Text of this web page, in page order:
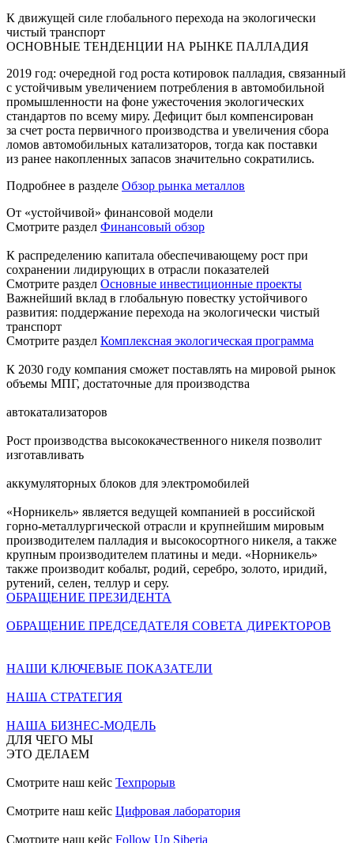
К движущей силе глобального перехода на экологически
чистый транспорт
ОСНОВНЫЕ ТЕНДЕНЦИИ НА РЫНКЕ ПАЛЛАДИЯ
2019 год: очередной год роста котировок палладия, связанный
с устойчивым увеличением потребления в автомобильной
промышленности на фоне ужесточения экологических
стандартов по всему миру. Дефицит был компенсирован
за счет роста первичного производства и увеличения сбора
ломов автомобильных катализаторов, тогда как поставки
из ранее накопленных запасов значительно сократились.
Подробнее в разделе Обзор рынка металлов
От «устойчивой» финансовой модели
Смотрите раздел Финансовый обзор
К распределению капитала обеспечивающему рост при
сохранении лидирующих в отрасли показателей
Смотрите раздел Основные инвестиционные проекты
Важнейший вклад в глобальную повестку устойчивого
развития: поддержание перехода на экологически чистый
транспорт
Смотрите раздел Комплексная экологическая программа
К 2030 году компания сможет поставлять на мировой рынок
объемы МПГ, достаточные для производства
автокатализаторов
Рост производства высококачественного никеля позволит
изготавливать
аккумуляторных блоков для электромобилей
«Норникель» является ведущей компанией в российской
горно-металлургической отрасли и крупнейшим мировым
производителем палладия и высокосортного никеля, а также
крупным производителем платины и меди. «Норникель»
также производит кобальт, родий, серебро, золото, иридий,
рутений, селен, теллур и серу.
ОБРАЩЕНИЕ ПРЕЗИДЕНТА
ОБРАЩЕНИЕ ПРЕДСЕДАТЕЛЯ СОВЕТА ДИРЕКТОРОВ
НАШИ КЛЮЧЕВЫЕ ПОКАЗАТЕЛИ
НАША СТРАТЕГИЯ
НАША БИЗНЕС-МОДЕЛЬ
ДЛЯ ЧЕГО МЫ
ЭТО ДЕЛАЕМ
Смотрите наш кейс Техпрорыв
Смотрите наш кейс Цифровая лаборатория
Смотрите наш кейс Follow Up Siberia